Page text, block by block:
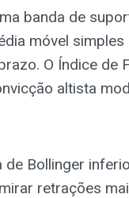
banda de
móvel simples
O Índice de
altista
Bollinger
retrações